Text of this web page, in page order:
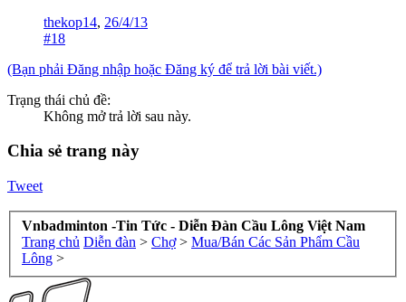
thekop14, 26/4/13
#18
(Bạn phải Đăng nhập hoặc Đăng ký để trả lời bài viết.)
Trạng thái chủ đề:
Không mở trả lời sau này.
Chia sẻ trang này
Tweet
Vnbadminton -Tin Tức - Diễn Đàn Cầu Lông Việt Nam
Trang chủ Diễn đàn > Chợ > Mua/Bán Các Sản Phẩm Cầu
Lông >